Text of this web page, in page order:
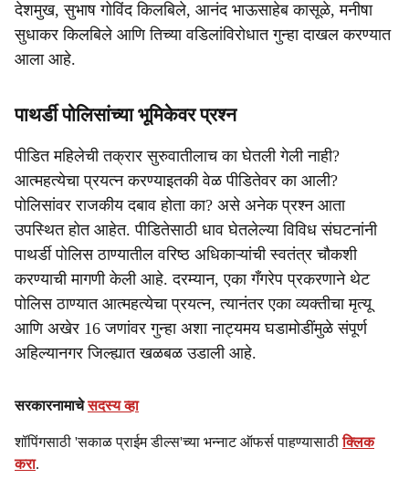
देशमुख, सुभाष गोविंद किलबिले, आनंद भाऊसाहेब कासूळे, मनीषा
सुधाकर किलबिले आणि तिच्या वडिलांविरोधात गुन्हा दाखल करण्यात
आला आहे.
पाथर्डी पोलिसांच्या भूमिकेवर प्रश्न
पीडित महिलेची तक्रार सुरुवातीलाच का घेतली गेली नाही?
आत्महत्येचा प्रयत्न करण्याइतकी वेळ पीडितेवर का आली?
पोलिसांवर राजकीय दबाव होता का? असे अनेक प्रश्न आता
उपस्थित होत आहेत. पीडितेसाठी धाव घेतलेल्या विविध संघटनांनी
पाथर्डी पोलिस ठाण्यातील वरिष्ठ अधिकाऱ्यांची स्वतंत्र चौकशी
करण्याची मागणी केली आहे. दरम्यान, एका गँगरेप प्रकरणाने थेट
पोलिस ठाण्यात आत्महत्येचा प्रयत्न, त्यानंतर एका व्यक्तीचा मृत्यू
आणि अखेर 16 जणांवर गुन्हा अशा नाट्यमय घडामोडींमुळे संपूर्ण
अहिल्यानगर जिल्ह्यात खळबळ उडाली आहे.
सरकारनामाचेसदस्य व्हा
शॉपिंगसाठी 'सकाळ प्राईम डील्स'च्या भन्नाट ऑफर्स पाहण्यासाठीक्लिक
करा.